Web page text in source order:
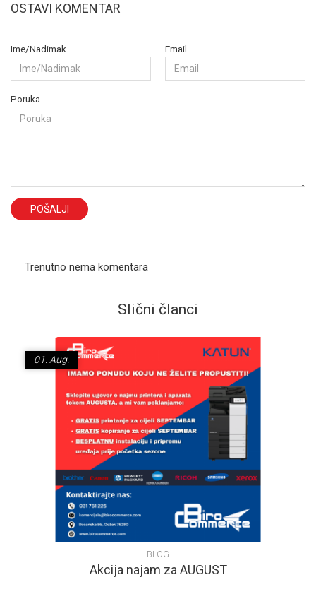
OSTAVI KOMENTAR
Ime/Nadimak Email
Poruka
POŠALJI
Trenutno nema komentara
Slični članci
01. Aug.
BLOG
Akcija najam za AUGUST